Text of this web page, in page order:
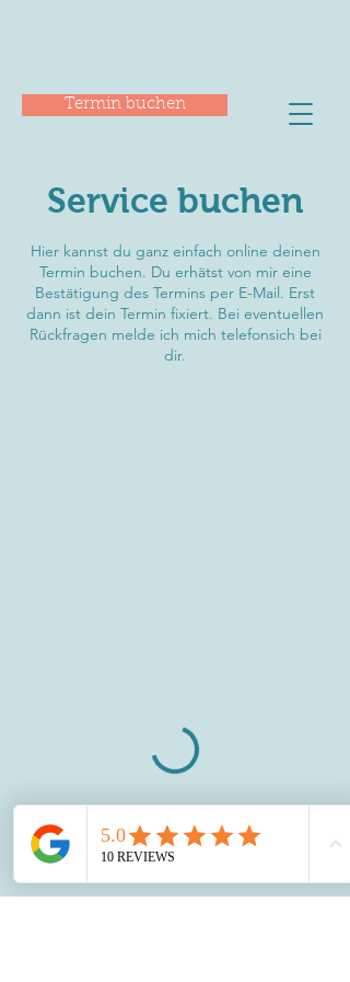
Termin buchen
Service buchen
Hier kannst du ganz einfach online deinen
Termin buchen. Du erhätst von mir eine
Bestätigung des Termins per E-Mail. Erst
dann ist dein Termin fixiert. Bei eventuellen
Rückfragen melde ich mich telefonsich bei
dir.